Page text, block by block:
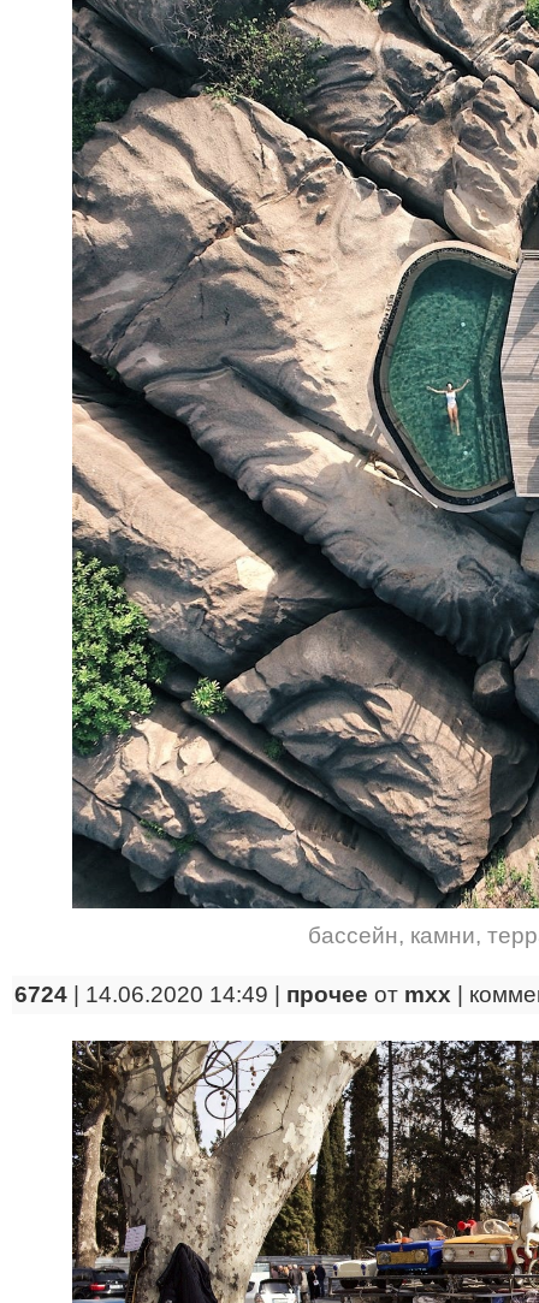
бассейн, камни,
6724 | 14.06.2020 14:49 | прочее от mxx